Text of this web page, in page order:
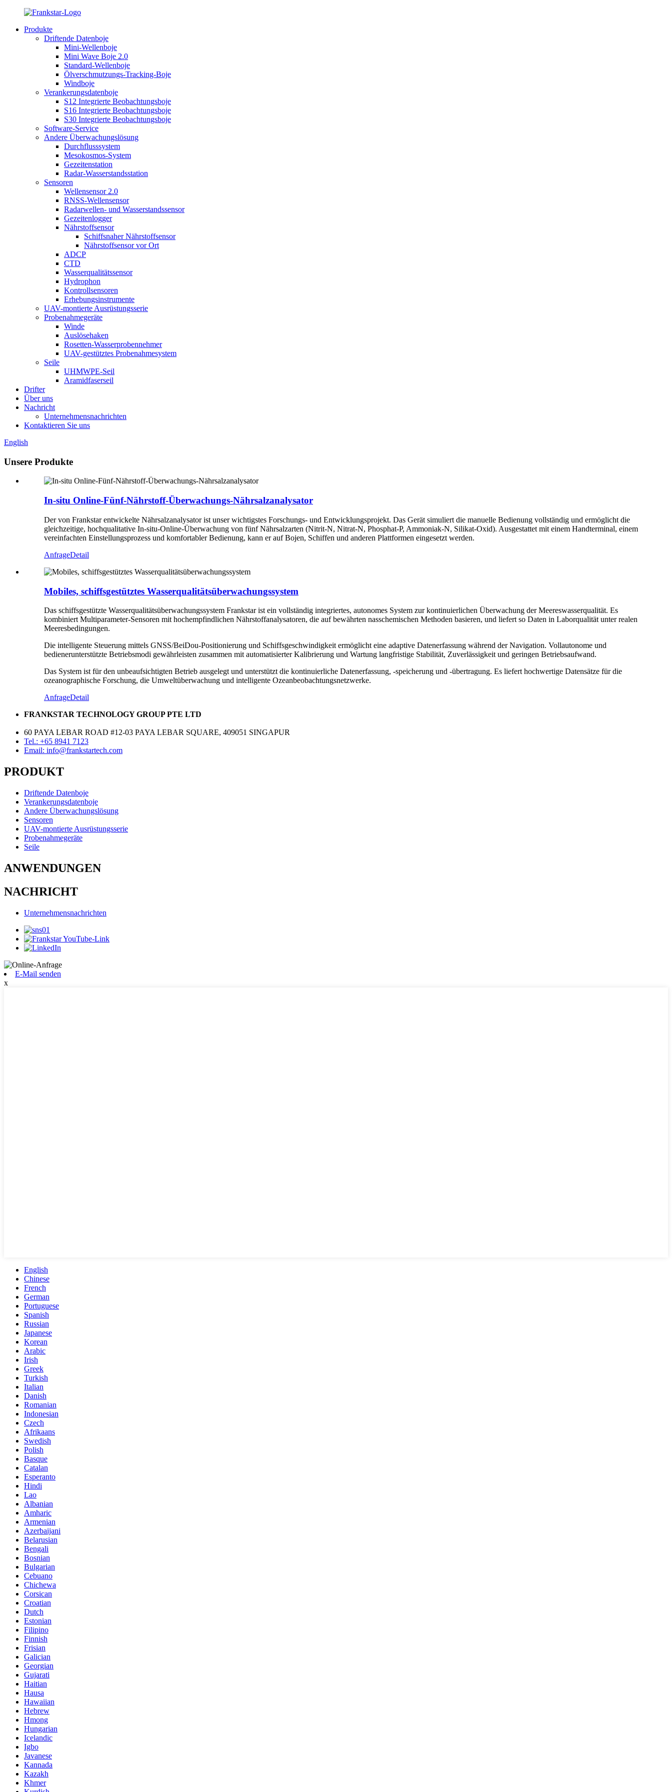
Produkte
Driftende Datenboje
Mini-Wellenboje
Mini Wave Boje 2.0
Standard-Wellenboje
Ölverschmutzungs-Tracking-Boje
Windboje
Verankerungsdatenboje
S12 Integrierte Beobachtungsboje
S16 Integrierte Beobachtungsboje
S30 Integrierte Beobachtungsboje
Software-Service
Andere Überwachungslösung
Durchflusssystem
Mesokosmos-System
Gezeitenstation
Radar-Wasserstandsstation
Sensoren
Wellensensor 2.0
RNSS-Wellensensor
Radarwellen- und Wasserstandssensor
Gezeitenlogger
Nährstoffsensor
Schiffsnaher Nährstoffsensor
Nährstoffsensor vor Ort
ADCP
CTD
Wasserqualitätssensor
Hydrophon
Kontrollsensoren
Erhebungsinstrumente
UAV-montierte Ausrüstungsserie
Probenahmegeräte
Winde
Auslösehaken
Rosetten-Wasserprobennehmer
UAV-gestütztes Probenahmesystem
Seile
UHMWPE-Seil
Aramidfaserseil
Drifter
Über uns
Nachricht
Unternehmensnachrichten
Kontaktieren Sie uns
English
Unsere Produkte
In-situ Online-Fünf-Nährstoff-Überwachungs-Nährsalzanalysator
Der von Frankstar entwickelte Nährsalzanalysator ist unser wichtigstes Forschungs- und Entwicklungsprojekt. Das Gerät simuliert die manuelle Bedienung vollständig und ermöglicht die
gleichzeitige, hochqualitative In-situ-Online-Überwachung von fünf Nährsalzarten (Nitrit-N, Nitrat-N, Phosphat-P, Ammoniak-N, Silikat-Oxid). Ausgestattet mit einem Handterminal, einem
vereinfachten Einstellungsprozess und komfortabler Bedienung, kann er auf Bojen, Schiffen und anderen Plattformen eingesetzt werden.
AnfrageDetail
Mobiles, schiffsgestütztes Wasserqualitätsüberwachungssystem
Das schiffsgestützte Wasserqualitätsüberwachungssystem Frankstar ist ein vollständig integriertes, autonomes System zur kontinuierlichen Überwachung der Meereswasserqualität. Es
kombiniert Multiparameter-Sensoren mit hochempfindlichen Nährstoffanalysatoren, die auf bewährten nasschemischen Methoden basieren, und liefert so Daten in Laborqualität unter realen
Meeresbedingungen.
Die intelligente Steuerung mittels GNSS/BeiDou-Positionierung und Schiffsgeschwindigkeit ermöglicht eine adaptive Datenerfassung während der Navigation. Vollautonome und
bedienerunterstützte Betriebsmodi gewährleisten zusammen mit automatisierter Kalibrierung und Wartung langfristige Stabilität, Zuverlässigkeit und geringen Betriebsaufwand.
Das System ist für den unbeaufsichtigten Betrieb ausgelegt und unterstützt die kontinuierliche Datenerfassung, -speicherung und -übertragung. Es liefert hochwertige Datensätze für die
ozeanographische Forschung, die Umweltüberwachung und intelligente Ozeanbeobachtungsnetzwerke.
AnfrageDetail
FRANKSTAR TECHNOLOGY GROUP PTE LTD
60 PAYA LEBAR ROAD #12-03 PAYA LEBAR SQUARE, 409051 SINGAPUR
Tel.: +65 8941 7123
Email: info@frankstartech.com
PRODUKT
Driftende Datenboje
Verankerungsdatenboje
Andere Überwachungslösung
Sensoren
UAV-montierte Ausrüstungsserie
Probenahmegeräte
Seile
ANWENDUNGEN
NACHRICHT
Unternehmensnachrichten
E-Mail senden
x
English
Chinese
French
German
Portuguese
Spanish
Russian
Japanese
Korean
Arabic
Irish
Greek
Turkish
Italian
Danish
Romanian
Indonesian
Czech
Afrikaans
Swedish
Polish
Basque
Catalan
Esperanto
Hindi
Lao
Albanian
Amharic
Armenian
Azerbaijani
Belarusian
Bengali
Bosnian
Bulgarian
Cebuano
Chichewa
Corsican
Croatian
Dutch
Estonian
Filipino
Finnish
Frisian
Galician
Georgian
Gujarati
Haitian
Hausa
Hawaiian
Hebrew
Hmong
Hungarian
Icelandic
Igbo
Javanese
Kannada
Kazakh
Khmer